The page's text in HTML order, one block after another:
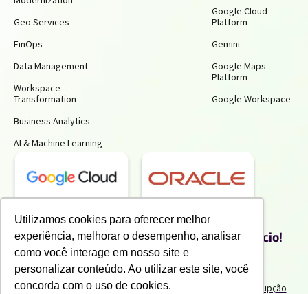
Utilizamos cookies para oferecer melhor
experiência, melhorar o desempenho, analisar
como você interage em nosso site e
personalizar conteúdo. Ao utilizar este site, você
concorda com o uso de cookies.
Geo Services
FinOps
Data Management
Workspace
Transformation
Business Analytics
AI & Machine Learning
Google Cloud
Platform
Gemini
Google Maps
Platform
Google Workspace
Receba insights gratuitos e gere mais
produtividade e economia para o seu negócio!
Inscreva-se para receber nossos conteúdos exclusivos.
Termos de uso e Politicas de Privacidade Politicas Anticorrupção